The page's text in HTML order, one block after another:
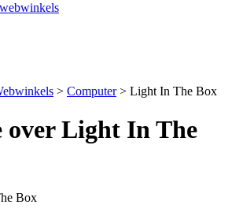
> Computer> Light In The Box
Light In The